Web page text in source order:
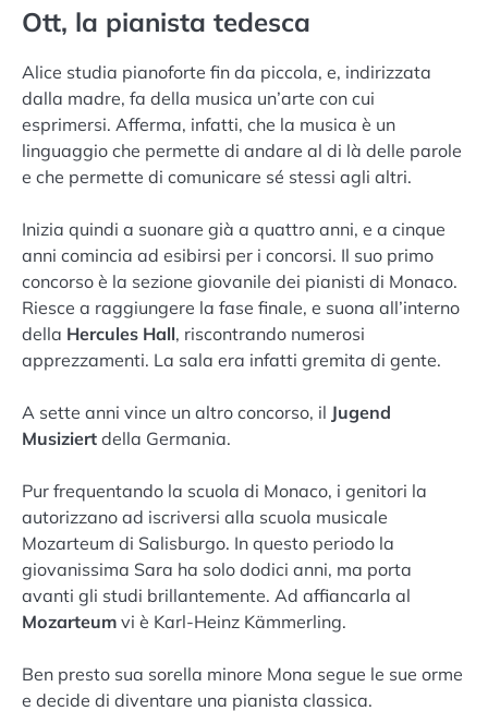
Ott, la pianista tedesca
Alice studia pianoforte fin da piccola, e, indirizzata
dalla madre, fa della musica un’arte con cui
esprimersi. Afferma, infatti, che la musica è un
linguaggio che permette di andare al di là delle parole
e che permette di comunicare sé stessi agli altri.
Inizia quindi a suonare già a quattro anni, e a cinque
anni comincia ad esibirsi per i concorsi. Il suo primo
concorso è la sezione giovanile dei pianisti di Monaco.
Riesce a raggiungere la fase finale, e suona all’interno
della Hercules Hall, riscontrando numerosi
apprezzamenti. La sala era infatti gremita di gente.
A sette anni vince un altro concorso, il Jugend
Musiziert della Germania.
Pur frequentando la scuola di Monaco, i genitori la
autorizzano ad iscriversi alla scuola musicale
Mozarteum di Salisburgo. In questo periodo la
giovanissima Sara ha solo dodici anni, ma porta
avanti gli studi brillantemente. Ad affiancarla al
Mozarteum vi è Karl-Heinz Kämmerling.
Ben presto sua sorella minore Mona segue le sue orme
e decide di diventare una pianista classica.